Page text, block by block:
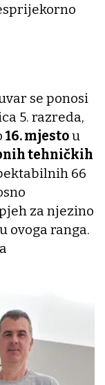
se ponosi
5. razreda,
16. mjestou
tehničkih
66
za njezino
ovoga ranga.